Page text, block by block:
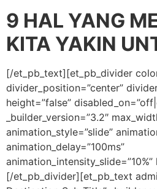
9 HAL YANG
KITA YAKIN
[/et_pb_text][et_pb_divider
divider_position=”center”
height=”false”
_builder_version=”3.2″
animation_style=”slide”
animation_delay=”100ms”
[/et_pb_divider][et_pb_text